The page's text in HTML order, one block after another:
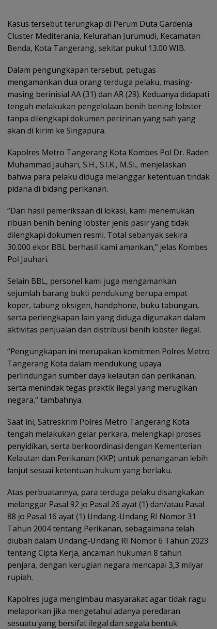
Kasus tersebut terungkap di Perum Duta Gardenia
Cluster Mediterania, Kelurahan Jurumudi, Kecamatan
Benda, Kota Tangerang, sekitar pukul 13.00 WIB.
Dalam pengungkapan tersebut, petugas
mengamankan dua orang terduga pelaku, masing-
masing berinisial AA (31) dan AR (29). Keduanya didapati
tengah melakukan pengelolaan benih bening lobster
tanpa dilengkapi dokumen perizinan yang sah yang
akan di kirim ke Singapura.
Kapolres Metro Tangerang Kota Kombes Pol Dr. Raden
Muhammad Jauhari, S.H., S.I.K., M.Si., menjelaskan
bahwa para pelaku diduga melanggar ketentuan tindak
pidana di bidang perikanan.
“Dari hasil pemeriksaan di lokasi, kami menemukan
ribuan benih bening lobster jenis pasir yang tidak
dilengkapi dokumen resmi. Total sebanyak sekira
30.000 ekor BBL berhasil kami amankan,” jelas Kombes
Pol Jauhari.
Selain BBL, personel kami juga mengamankan
sejumlah barang bukti pendukung berupa empat
koper, tabung oksigen, handphone, buku tabungan,
serta perlengkapan lain yang diduga digunakan dalam
aktivitas penjualan dan distribusi benih lobster ilegal.
“Pengungkapan ini merupakan komitmen Polres Metro
Tangerang Kota dalam mendukung upaya
perlindungan sumber daya kelautan dan perikanan,
serta menindak tegas praktik ilegal yang merugikan
negara,” tambahnya.
Saat ini, Satreskrim Polres Metro Tangerang Kota
tengah melakukan gelar perkara, melengkapi proses
penyidikan, serta berkoordinasi dengan Kementerian
Kelautan dan Perikanan (KKP) untuk penanganan lebih
lanjut sesuai ketentuan hukum yang berlaku.
Atas perbuatannya, para terduga pelaku disangkakan
melanggar Pasal 92 jo Pasal 26 ayat (1) dan/atau Pasal
88 jo Pasal 16 ayat (1) Undang-Undang RI Nomor 31
Tahun 2004 tentang Perikanan, sebagaimana telah
diubah dalam Undang-Undang RI Nomor 6 Tahun 2023
tentang Cipta Kerja, ancaman hukuman 8 tahun
penjara, dengan kerugian negara mencapai 3,3 milyar
rupiah.
Kapolres juga mengimbau masyarakat agar tidak ragu
melaporkan jika mengetahui adanya peredaran
sesuatu yang bersifat ilegal dan segala bentuk